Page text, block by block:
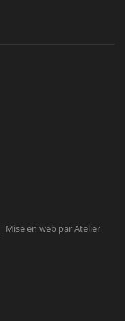
Mise en web parAtelier